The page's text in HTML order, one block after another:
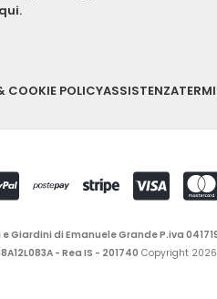
qui.
COOKIE POLICYASSISTENZA
Giardini di Emanuele Grande P.iva
- Rea IS - 201740 Copyright